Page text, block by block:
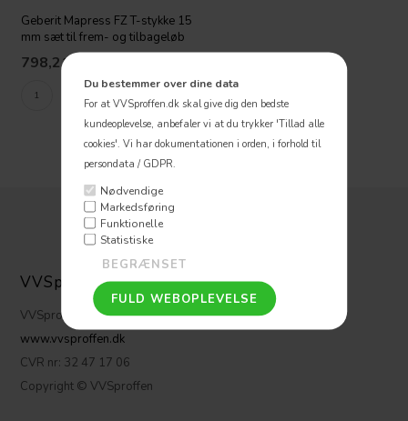
Du bestemmer over dine data
For at VVSproffen.dk skal give dig den bedste
kundeoplevelse, anbefaler vi at du trykker 'Tillad alle
cookies'. Vi har dokumentationen i orden, i forhold til
persondata / GDPR.
Nødvendige
Markedsføring
Funktionelle
Statistiske
Geberit Mapress FZ T-stykke 15
mm sæt til frem- og tilbageløb
798,21
VVSpoffen ApS
VVSproffen.dk ApS
www.vvsproffen.dk
CVR nr: 32 47 17 06
Copyright © VVSproffen